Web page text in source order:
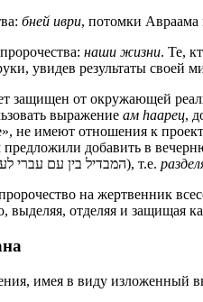
бней иври, потомки Авраама
наши жизни. Те,
увидев результаты своей
защищен от окружающей
выражение ам hаарец,
не имеют отношения к
предложили добавить в
(המבדיל בין עם עברי לעם הארץ), т.е.
на жертвенник
выделяя, отделяя и защищая
имея в виду изложенный